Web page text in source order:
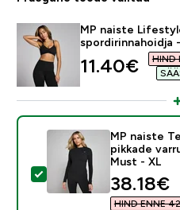
MP naiste
spordirinnahoidja
11.40€‎
HIND
Vali see toode - MP
MP naiste
pikkade
Must - XL
38.18€‎
HIND ENNE